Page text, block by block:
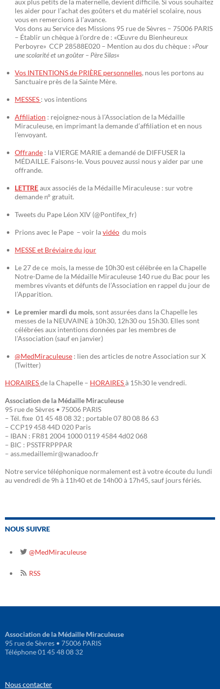
aux plus petits de la maternelle, devient difficile. Si vous souhaitez
les aider pour l’achat des goûters et du matériel scolaire, nous
vous en remercions à l’avance.
Vos dons au Service des Missions 95 rue de Sèvres – 75006 PARIS
– Établir un chèque à l’ordre de : «Œuvre du Bienheureux
Perboyre» CCP 28588E020 – Mention au dos du chèque : »Pour
une scolarité et un goûter – Père Silas«
Vos INTENTIONS de PRIÈRE personnelles, nous les portons au
Sanctuaire près de la Sainte Mère.
MESSES : vos intentions
Affiliation : rejoignez-nous à l’Association de la Médaille
Miraculeuse, en imprimant la demande d’affiliation et en nous
l’envoyant.
Offrande : la VIERGE MARIE a demandé de DIFFUSER la
MÉDAILLE. Faisons-le. Vous pouvez aussi nous y aider par une
offrande.
LETTREaux associés de la Médaille Miraculeuse : sur votre
demande n° gratuit.
Tweets du Pape Léon XIV (@Pontifex_fr)
Prions avec le Pape – voir lavidéo du mois
MESSE et Bréviaire du jour
Le 27 de ce mois, la messe de 10h30 est célébrée en la Chapelle
Notre-Dame de la Médaille Miraculeuse 140 rue du Bac pour les
membres vivants et défunts de l’Association en rappel du jour de
l’Apparition.
Le premier mardi du mois, sont assurées dans la Chapelle les
messes de la NEUVAINE à 10h30, 12h30 ou 15h30. Elles sont
célébrées aux intentions données par les membres de
l’Association (sauf en janvier)
@MedMiraculeuse : lien des articles de notre Association sur X
(Twitter)
HORAIRESde la Chapelle – HORAIRESà 15h30 le vendredi.
Association de la Médaille Miraculeuse
95 rue de Sèvres • 75006 PARIS
– Tél. fixe 01 45 48 08 32 ; portable 07 80 08 86 63
– CCP19 458 44D 020 Paris
– IBAN : FR81 2004 1000 0119 4584 4d02 068
– BIC : PSSTFRPPPAR
– ass.medaillemir@wanadoo.fr
Notre service téléphonique normalement est à votre écoute du lundi
au vendredi de 9h à 11h40 et de 14h00 à 17h45, sauf jours fériés.
NOUS SUIVRE
@MedMiraculeuse
RSS
Association de la Médaille Miraculeuse
95 rue de Sèvres • 75006 PARIS
Téléphone 01 45 48 08 32
Nous contacter